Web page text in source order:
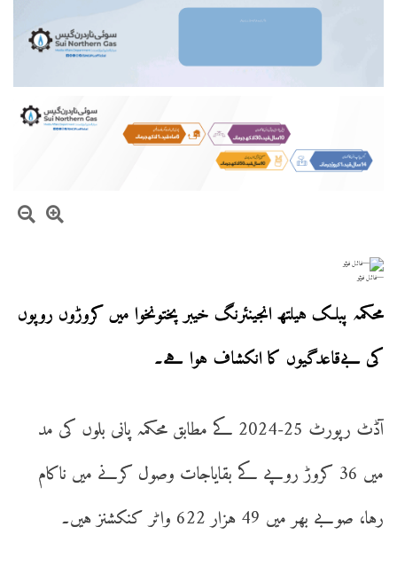
—فائل فوٹو
محکمہ پبلک ہیلتھ انجینئرنگ خیبر پختونخوا میں کروڑوں روپوں
کی بےقاعدگیوں کا انکشاف ہوا ہے۔
آڈٹ رپورٹ 25-2024 کے مطابق محکمہ پانی بلوں کی مد
میں 36 کروڑ روپے کے بقایاجات وصول کرنے میں ناکام
رہا، صوبے بھر میں 49 ہزار 622 واٹر کنکشنز ہیں۔